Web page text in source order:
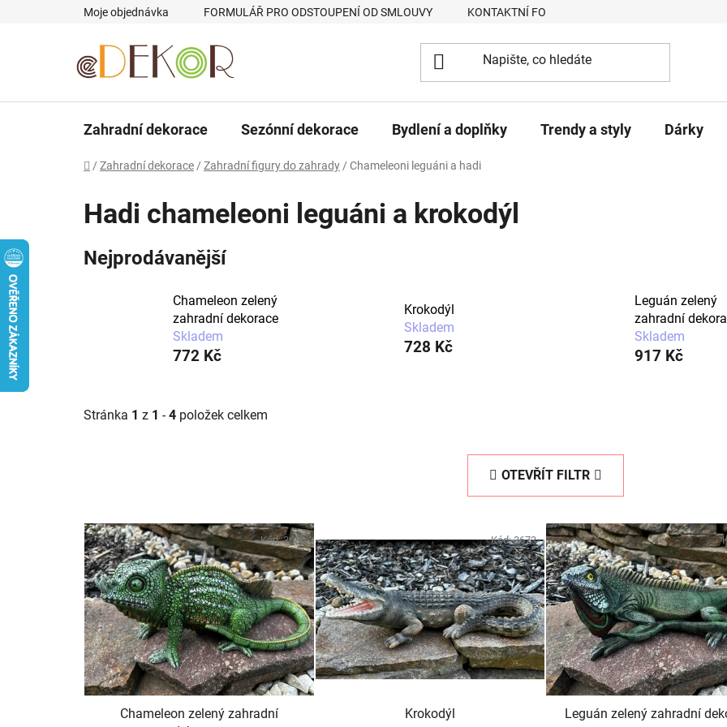
Moje objednávka FORMULÁŘ PRO ODSTOUPENÍ OD SMLOUVY KONTAKTNÍ FORMULÁŘ
Zahradní dekorace Sezónní dekorace Bydlení a doplňky Trendy a styly Dárky
Domů
/ Zahradní dekorace / Zahradní figury do zahrady / Chameleoni leguáni a hadi
Hadi chameleoni leguáni a krokodýl
Nejprodávanější
Chameleon zelený
zahradní dekorace
Skladem
772 Kč
Krokodýl
Skladem
728 Kč
Leguán zelený
zahradní
Skladem
917 Kč
Stránka 1 z 1 -4 položek celkem
OTEVŘÍT FILTR
V
ý
p
i
s
p
r
o
d
Chameleon zelený zahradní
Kód:3680
Krokodýl
Kód:3673
Leguán zelený zahradní